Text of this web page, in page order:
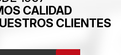
CALIDAD
CLIENTES